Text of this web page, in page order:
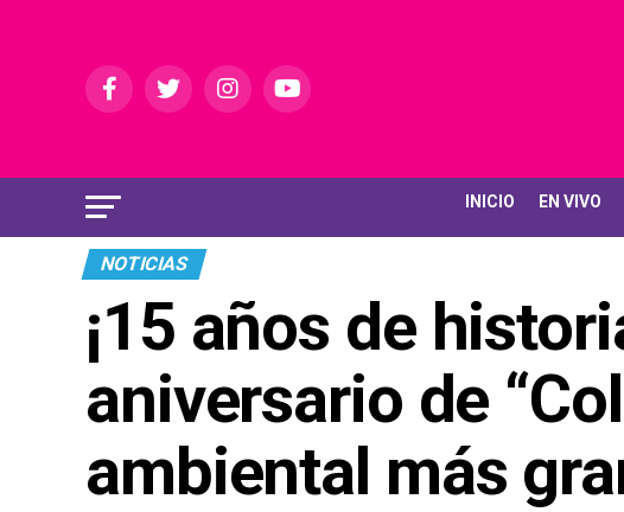
INICIO EN VIVO
NOTICIAS
¡15 años de
aniversario de
ambiental más